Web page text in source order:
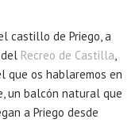
castillo de Priego, a
Recreo de Castilla,
que os hablaremos en
un balcón natural que
a Priego desde